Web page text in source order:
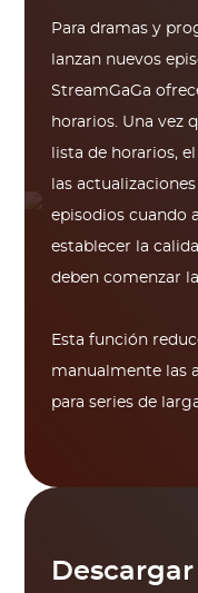
Para dramas y
lanzan nuevos
StreamGaGa
horarios. Una vez
lista de horarios,
las
episodios cuando
establecer la
deben comenzar
Esta función
manualmente las
para series de